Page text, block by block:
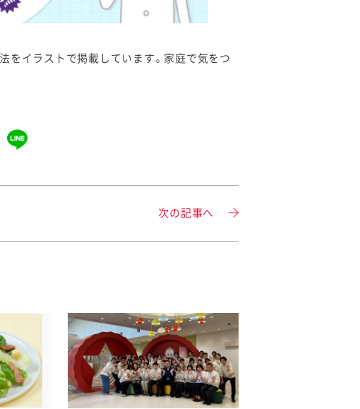
をイラストで掲載しています。家庭で気をつ
次の記事へ